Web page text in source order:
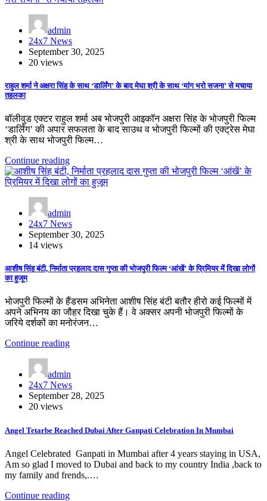
admin
24x7 News
September 30, 2025
20 views
राहुल शर्मा ने अक्षरा सिंह के साथ ‘डार्लिंग’ के बाद मेघा श्री के साथ ‘मांग भरो सजना’ से मचाया
तहलका
बॉलीवुड एक्टर राहुल शर्मा अब भोजपुरी आइकॉन अक्षरा सिंह के भोजपुरी फिल्म
‘डार्लिंग’ की अपार सफलता के बाद साउथ व भोजपुरी फिल्मों की एक्ट्रेस मेघा
श्री के साथ भोजपुरी फिल्म…
Continue reading
admin
24x7 News
September 30, 2025
14 views
आशीष सिंह बंटी, निर्माता प्रहलाद दास गुप्ता की भोजपुरी फिल्म ‘आंखें’ के प्रिमियर में दिखा लोगों
का हुजूम
भोजपुरी फिल्मों के हैंडसम अभिनेता आशीष सिंह बंटी बतौर हीरो कई फिल्मों में
अपने अभिनय का जौहर दिखा चुके हैं। वे अक्सर अपनी भोजपुरी फिल्मों के
जरिये दर्शकों का मनोरंजन…
Continue reading
admin
24x7 News
September 28, 2025
20 views
Angel Tetarbe Reached Dubai After Ganpati Celebration In Mumbai
Angel Celebrated Ganpati in Mumbai after 4 years staying in USA,
Am so glad I moved to Dubai and back to my country India ,back to
my family and frends,.…
Continue reading